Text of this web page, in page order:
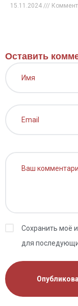
15.11.2024
Оставить
Сохранить моё
для